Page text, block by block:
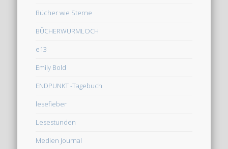
Bücher wie Sterne
BÜCHERWURMLOCH
e13
Emily Bold
ENDPUNKT -Tagebuch
lesefieber
Lesestunden
Medien Journal